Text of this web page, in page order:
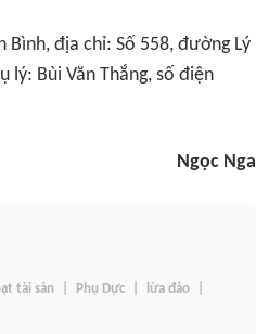
Bình, địa chỉ: Số 558, đường Lý
lý: Bùi Văn Thắng, số điện
Ngọc Nga
tài sản Phụ Dực lừa đảo